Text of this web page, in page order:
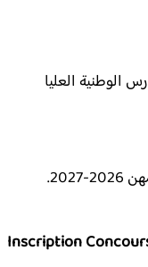
الوطنية العليا
Inscription